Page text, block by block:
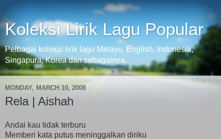
Koleksi Lirik Lagu Popular
Pelbagai koleksi lirik lagu Melayu, English, Indonesia,
Singapura, Korea dan sebagainya.
MONDAY, MARCH 10, 2008
Rela | Aishah
Andai kau tidak terburu
Memberi kata putus meninggalkan diriku